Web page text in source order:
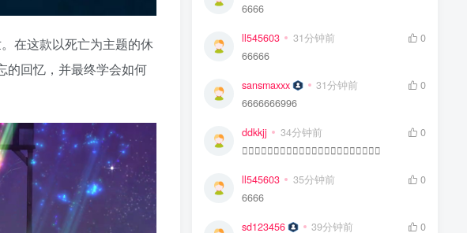
在这款以死亡为主题的休
的回忆，并最终学会如何
6666
ll545603 31分钟前
0
66666
sansmaxxx 31分钟前
0
6666666996
ddkkjj 34分钟前
0
👍🏻👍🏻👍🏻👍🏻👍🏻👍🏻👍🏻👍🏻👍🏻👍🏻👍🏻
ll545603 35分钟前
0
6666
sd123456 39分钟前
0